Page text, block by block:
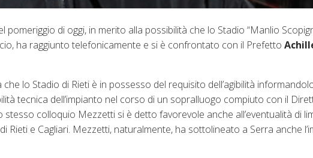
pomeriggio di oggi, in merito alla possibilità che lo Stadio “Manlio
ha raggiunto telefonicamente e si è confrontato con il Prefetto
lo Stadio di Rieti è in possesso del requisito dell’agibilità
tecnica dell’impianto nel corso di un sopralluogo compiuto con il
stesso colloquio Mezzetti si è detto favorevole anche all’eventualità di
Rieti e Cagliari. Mezzetti, naturalmente, ha sottolineato a Serra anche